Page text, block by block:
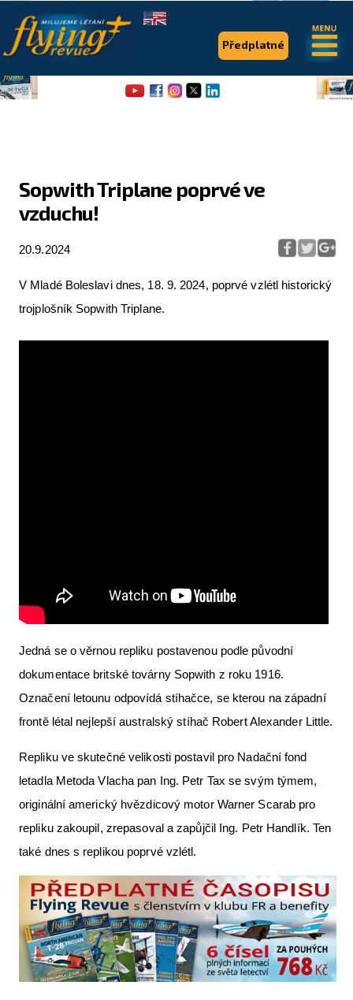
Sopwith Triplane poprvé ve
vzduchu!
20.9.2024
V Mladé Boleslavi dnes, 18. 9. 2024, poprvé vzlétl historický
trojplošník Sopwith Triplane.
Jedná se o věrnou repliku postavenou podle původní
dokumentace britské továrny Sopwith z roku 1916.
Označení letounu odpovídá stíhačce, se kterou na západní
frontě létal nejlepší australský stíhač Robert Alexander Little.
Repliku ve skutečné velikosti postavil pro Nadační fond
letadla Metoda Vlacha pan Ing. Petr Tax se svým týmem,
originální americký hvězdicový motor Warner Scarab pro
repliku zakoupil, zrepasoval a zapůjčil Ing. Petr Handlík. Ten
také dnes s replikou poprvé vzlétl.
Předplatné
.
Pro piloty
Série & speciály
E-SHOP